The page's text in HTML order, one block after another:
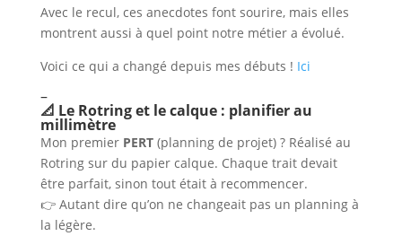
Avec le recul, ces anecdotes font sourire, mais elles
montrent aussi à quel point notre métier a évolué.
Voici ce qui a changé depuis mes débuts ! Ici
–
📐 Le Rotring et le calque : planifier au
millimètre
Mon premier PERT(planning de projet) ? Réalisé au
Rotring sur du papier calque. Chaque trait devait
être parfait, sinon tout était à recommencer.
👉 Autant dire qu’on ne changeait pas un planning à
la légère.